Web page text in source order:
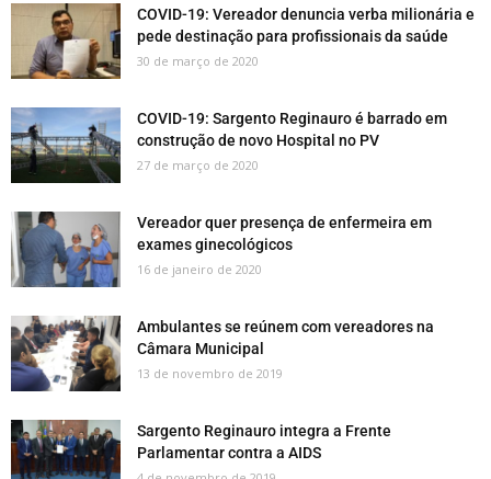
COVID-19: Vereador denuncia verba milionária e
pede destinação para profissionais da saúde
30 de março de 2020
COVID-19: Sargento Reginauro é barrado em
construção de novo Hospital no PV
27 de março de 2020
Vereador quer presença de enfermeira em
exames ginecológicos
16 de janeiro de 2020
Ambulantes se reúnem com vereadores na
Câmara Municipal
13 de novembro de 2019
Sargento Reginauro integra a Frente
Parlamentar contra a AIDS